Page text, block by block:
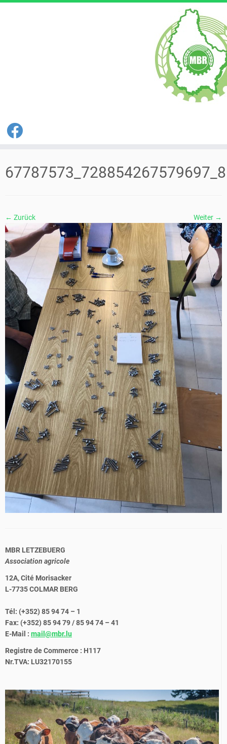
Inhalt
springen
← Zurück Weiter →
MBR LETZEBUERG
Association agricole
12A, Cité Morisacker
L-7735 COLMAR BERG
Tél: (+352) 85 94 74 – 1
Fax: (+352) 85 94 79 / 85 94 74 – 41
E-Mail : mail@mbr.lu
Registre de Commerce : H117
Nr.TVA: LU32170155